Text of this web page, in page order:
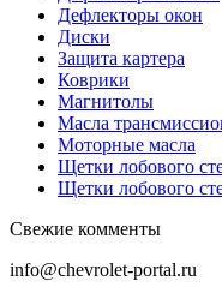
Дефлекторы окон
Диски
Защита картера
Коврики
Магнитолы
Масла
Моторные масла
Щетки лобового
Щетки лобового
Свежие комменты
info@chevrolet-portal.ru